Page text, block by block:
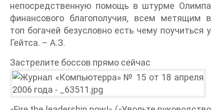
непосредственную помощь в штурме Олимпа
финансового благополучия, всем метящим в
топ богачей безусловно есть чему поучиться у
Гейтса. – А.З.
Застрелите боссов прямо сейчас